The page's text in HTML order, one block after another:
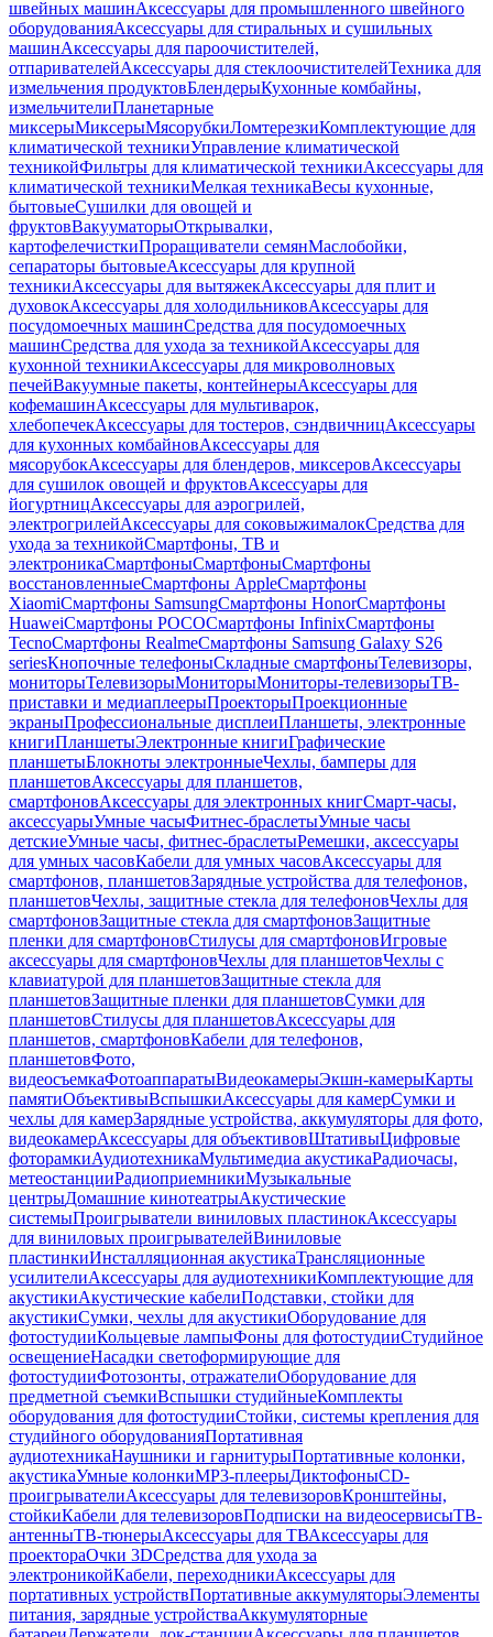
швейных машинАксессуары для промышленного швейного
оборудованияАксессуары для стиральных и сушильных
машинАксессуары для пароочистителей,
отпаривателейАксессуары для стеклоочистителейТехника для
измельчения продуктовБлендерыКухонные комбайны,
измельчителиПланетарные
миксерыМиксерыМясорубкиЛомтерезкиКомплектующие для
климатической техникиУправление климатической
техникойФильтры для климатической техникиАксессуары для
климатической техникиМелкая техникаВесы кухонные,
бытовыеСушилки для овощей и
фруктовВакууматорыОткрывалки,
картофелечисткиПроращиватели семянМаслобойки,
сепараторы бытовыеАксессуары для крупной
техникиАксессуары для вытяжекАксессуары для плит и
духовокАксессуары для холодильниковАксессуары для
посудомоечных машинСредства для посудомоечных
машинСредства для ухода за техникойАксессуары для
кухонной техникиАксессуары для микроволновых
печейВакуумные пакеты, контейнерыАксессуары для
кофемашинАксессуары для мультиварок,
хлебопечекАксессуары для тостеров, сэндвичницАксессуары
для кухонных комбайновАксессуары для
мясорубокАксессуары для блендеров, миксеровАксессуары
для сушилок овощей и фруктовАксессуары для
йогуртницАксессуары для аэрогрилей,
электрогрилейАксессуары для соковыжималокСредства для
ухода за техникойСмартфоны, ТВ и
электроникаСмартфоныСмартфоныСмартфоны
восстановленныеСмартфоны AppleСмартфоны
XiaomiСмартфоны SamsungСмартфоны HonorСмартфоны
HuaweiСмартфоны POCOСмартфоны InfinixСмартфоны
TecnoСмартфоны RealmeСмартфоны Samsung Galaxy S26
seriesКнопочные телефоныСкладные смартфоныТелевизоры,
мониторыТелевизорыМониторыМониторы-телевизорыТВ-
приставки и медиаплеерыПроекторыПроекционные
экраныПрофессиональные дисплеиПланшеты, электронные
книгиПланшетыЭлектронные книгиГрафические
планшетыБлокноты электронныеЧехлы, бамперы для
планшетовАксессуары для планшетов,
смартфоновАксессуары для электронных книгСмарт-часы,
аксессуарыУмные часыФитнес-браслетыУмные часы
детскиеУмные часы, фитнес-браслетыРемешки, аксессуары
для умных часовКабели для умных часовАксессуары для
смартфонов, планшетовЗарядные устройства для телефонов,
планшетовЧехлы, защитные стекла для телефоновЧехлы для
смартфоновЗащитные стекла для смартфоновЗащитные
пленки для смартфоновСтилусы для смартфоновИгровые
аксессуары для смартфоновЧехлы для планшетовЧехлы с
клавиатурой для планшетовЗащитные стекла для
планшетовЗащитные пленки для планшетовСумки для
планшетовСтилусы для планшетовАксессуары для
планшетов, смартфоновКабели для телефонов,
планшетовФото,
видеосъемкаФотоаппаратыВидеокамерыЭкшн-камерыКарты
памятиОбъективыВспышкиАксессуары для камерСумки и
чехлы для камерЗарядные устройства, аккумуляторы для фото,
видеокамерАксессуары для объективовШтативыЦифровые
фоторамкиАудиотехникаМультимедиа акустикаРадиочасы,
метеостанцииРадиоприемникиМузыкальные
центрыДомашние кинотеатрыАкустические
системыПроигрыватели виниловых пластинокАксессуары
для виниловых проигрывателейВиниловые
пластинкиИнсталляционная акустикаТрансляционные
усилителиАксессуары для аудиотехникиКомплектующие для
акустикиАкустические кабелиПодставки, стойки для
акустикиСумки, чехлы для акустикиОборудование для
фотостудииКольцевые лампыФоны для фотостудииСтудийное
освещениеНасадки светоформирующие для
фотостудииФотозонты, отражателиОборудование для
предметной съемкиВспышки студийныеКомплекты
оборудования для фотостудииСтойки, системы крепления для
студийного оборудованияПортативная
аудиотехникаНаушники и гарнитурыПортативные колонки,
акустикаУмные колонкиMP3-плеерыДиктофоныCD-
проигрывателиАксессуары для телевизоровКронштейны,
стойкиКабели для телевизоровПодписки на видеосервисыТВ-
антенныТВ-тюнерыАксессуары для ТВАксессуары для
проектораОчки 3DСредства для ухода за
электроникойКабели, переходникиАксессуары для
портативных устройствПортативные аккумуляторыЭлементы
питания, зарядные устройстваАккумуляторные